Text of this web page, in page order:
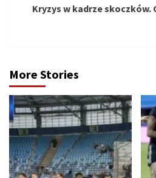
Kryzys w kadrze skoczków.
More Stories